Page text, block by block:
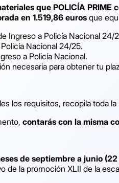
que POLICÍA PRIME
en 1.519,86 eurosque
Ingreso a Policía Nacional 24/
Nacional 24/25.
a Policía Nacional.
necesaria para obtener tu
los requisitos, recopila toda
contarás con la misma
de septiembre a junio (22
la promoción XLII de la